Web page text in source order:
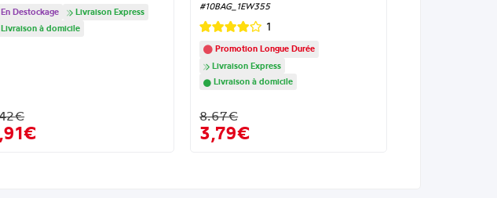
Destockage
Livraison Express
à domicile
#10BAG_1EW355
1
Promotion Longue Durée
Livraison Express
Livraison à domicile
8.67€
3,79€